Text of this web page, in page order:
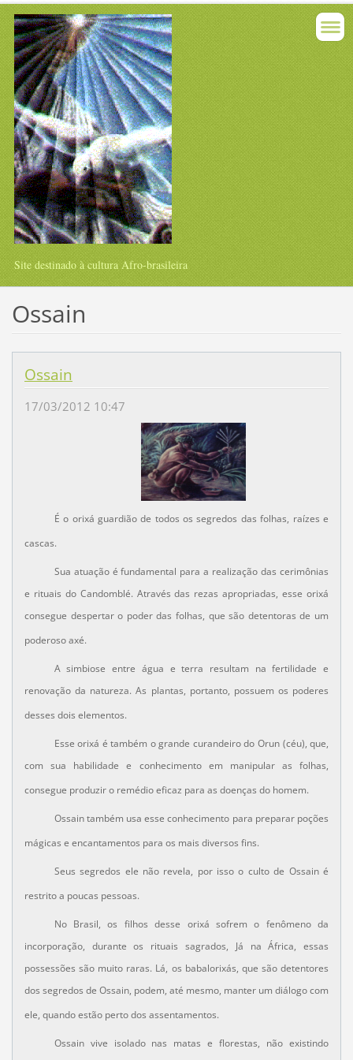
Site destinado à cultura Afro-brasileira
Ossain
Ossain
17/03/2012 10:47
É o orixá guardião de todos os segredos das folhas, raízes e
cascas.
Sua atuação é fundamental para a realização das cerimônias
e rituais do Candomblé. Através das rezas apropriadas, esse orixá
consegue despertar o poder das folhas, que são detentoras de um
poderoso axé.
A simbiose entre água e terra resultam na fertilidade e
renovação da natureza. As plantas, portanto, possuem os poderes
desses dois elementos.
Esse orixá é também o grande curandeiro do Orun (céu), que,
com sua habilidade e conhecimento em manipular as folhas,
consegue produzir o remédio eficaz para as doenças do homem.
Ossain também usa esse conhecimento para preparar poções
mágicas e encantamentos para os mais diversos fins.
Seus segredos ele não revela, por isso o culto de Ossain é
restrito a poucas pessoas.
No Brasil, os filhos desse orixá sofrem o fenômeno da
incorporação, durante os rituais sagrados, Já na África, essas
possessões são muito raras. Lá, os babalorixás, que são detentores
dos segredos de Ossain, podem, até mesmo, manter um diálogo com
ele, quando estão perto dos assentamentos.
Ossain vive isolado nas matas e florestas, não existindo